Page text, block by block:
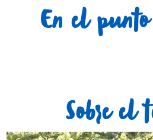
En el
Sobre el